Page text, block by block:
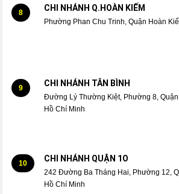
8 CHI NHÁNH Q.HOÀN KIẾM
Phường Phan Chu Trinh, Quận Hoàn
9 CHI NHÁNH TÂN BÌNH
Đường Lý Thường Kiệt, Phường 8,
Hồ Chí Minh
10 CHI NHÁNH QUẬN 1O
242 Đường Ba Tháng Hai, Phường 12,
Hồ Chí Minh